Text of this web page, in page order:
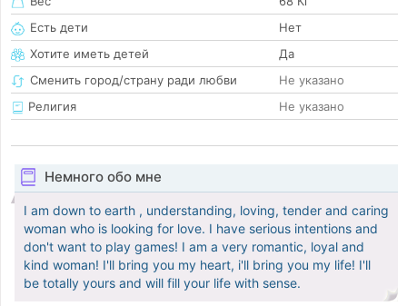
Есть дети
Нет
Хотите иметь детей
Да
Сменить город/страну ради любви
Не указано
Религия
Не указано
Немного обо мне
I am down to earth , understanding, loving, tender and caring
woman who is looking for love. I have serious intentions and
don't want to play games! I am a very romantic, loyal and
kind woman! I'll bring you my heart, i'll bring you my life! I'll
be totally yours and will fill your life with sense.